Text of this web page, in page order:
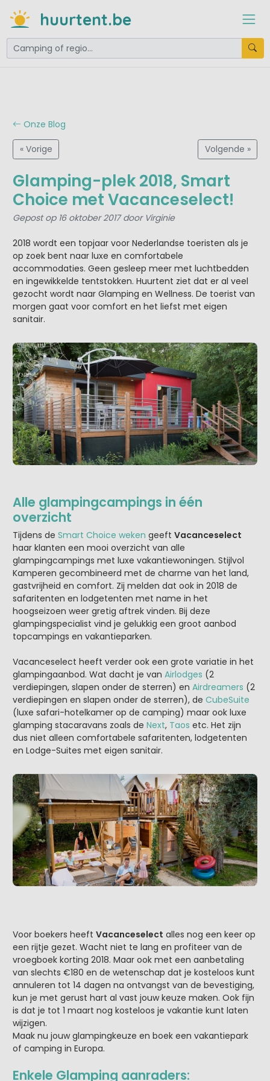
huurtent.be
Onze Blog
« Vorige Volgende »
Glamping-plek 2018, Smart
Choice met Vacanceselect!
Gepost op 16 oktober 2017 door Virginie
2018 wordt een topjaar voor Nederlandse toeristen als je
op zoek bent naar luxe en comfortabele
accommodaties. Geen gesleep meer met luchtbedden
en ingewikkelde tentstokken. Huurtent ziet dat er al veel
gezocht wordt naar Glamping en Wellness. De toerist van
morgen gaat voor comfort en het liefst met eigen
sanitair.
Alle glampingcampings in één
overzicht
Tijdens de Smart Choice weken geeft Vacanceselect
haar klanten een mooi overzicht van alle
glampingcampings met luxe vakantiewoningen. Stijlvol
Kamperen gecombineerd met de charme van het land,
gastvrijheid en comfort. Zij melden dat ook in 2018 de
safaritenten en lodgetenten met name in het
hoogseizoen weer gretig aftrek vinden. Bij deze
glampingspecialist vind je gelukkig een groot aanbod
topcampings en vakantieparken.
Vacanceselect heeft verder ook een grote variatie in het
glampingaanbod. Wat dacht je van Airlodges (2
verdiepingen, slapen onder de sterren) en Airdreamers (2
verdiepingen en slapen onder de sterren), de CubeSuite
(luxe safari-hotelkamer op de camping) maar ook luxe
glamping stacaravans zoals de Next, Taos etc. Het zijn
dus niet alleen comfortabele safaritenten, lodgetenten
en Lodge-Suites met eigen sanitair.
Voor boekers heeft Vacanceselect alles nog een keer op
een rijtje gezet. Wacht niet te lang en profiteer van de
vroegboek korting 2018. Maar ook met een aanbetaling
van slechts €180 en de wetenschap dat je kosteloos kunt
annuleren tot 14 dagen na ontvangst van de bevestiging,
kun je met gerust hart al vast jouw keuze maken. Ook fijn
is dat je tot 1 maart nog kosteloos je vakantie kunt laten
wijzigen.
Maak nu jouw glampingkeuze en boek een vakantiepark
of camping in Europa.
Enkele Glamping aanraders: